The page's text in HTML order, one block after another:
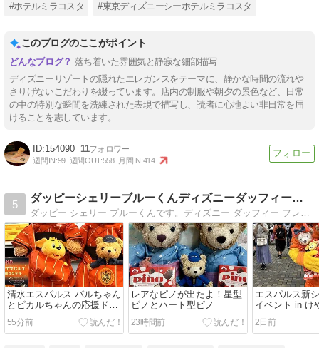
#ホテルミラコスタ #東京ディズニーシーホテルミラコスタ
このブログのここがポイント
落ち着いた雰囲気と静寂な細部描写
ディズニーリゾートの隠れたエレガンスをテーマに、静かな時間の流れや
さりげないこだわりを綴っています。店内の制服や朝夕の景色など、日常
の中の特別な瞬間を洗練された表現で描写し、読者に心地よい非日常を届
けることを志しています。
154090 11
週間IN:99 週間OUT:558 月間IN:414
5
ダッピーシェリーブルーくんディズニーダッフィーバラhappy
ダッピー シェリー ブルーくんです。ディズニー ダッフィー フレンズ お出かけ お泊りディズニー お庭のバラのこと ブルーインパルスも登場するよ！ happyのたねを見つけて みんなにパワーを届けるよ
清水エスパルス パルちゃん
とピカルちゃんの応援ドリ
ンク HUBアスティ静岡店
55分前
レアなピノが出たよ！星型
ピノとハート型ピノ
23時間前
エスパルス新
イベント in け
ルちゃん レジ
コにもエスパ
2日前